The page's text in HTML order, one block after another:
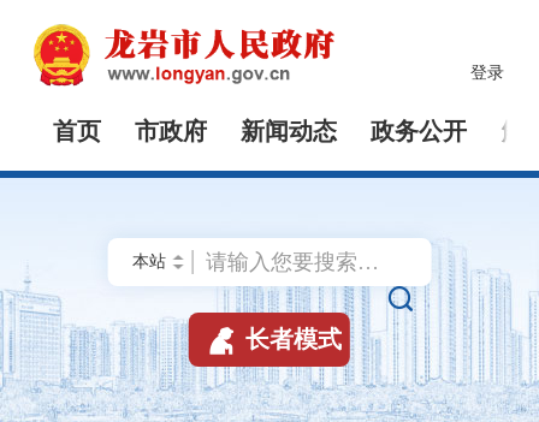
登录
首页 市政府 新闻动态 政务公开 解

 长者模式